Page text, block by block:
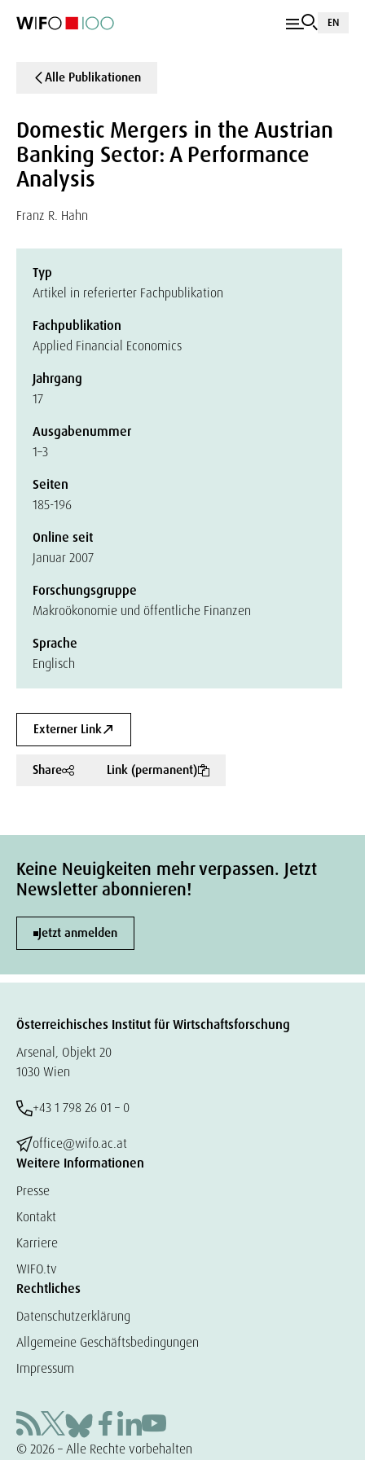
EN
Alle Publikationen
Domestic Mergers in the Austrian
Banking Sector: A Performance
Analysis
Franz R. Hahn
Typ
Artikel in referierter Fachpublikation
Fachpublikation
Applied Financial Economics
Jahrgang
17
Ausgabenummer
1–3
Seiten
185-196
Online seit
Januar 2007
Forschungsgruppe
Makroökonomie und öffentliche Finanzen
Sprache
Englisch
Externer Link
Share Link (permanent)
Keine Neuigkeiten mehr verpassen. Jetzt
Newsletter abonnieren!
Jetzt anmelden
Österreichisches Institut für Wirtschaftsforschung
Arsenal, Objekt 20
1030 Wien
+43 1 798 26 01 – 0
office@wifo.ac.at
Weitere Informationen
Presse
Kontakt
Karriere
WIFO.tv
Rechtliches
Datenschutzerklärung
Allgemeine Geschäftsbedingungen
Impressum
© 2026 – Alle Rechte vorbehalten